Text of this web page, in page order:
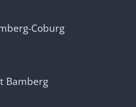
Coburg
Bamberg